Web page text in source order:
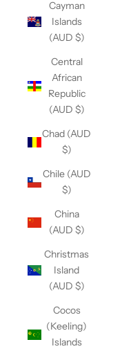
Cayman
Islands
(AUD $)
Central
African
Republic
(AUD $)
Chad (AUD
$)
Chile (AUD
$)
China
(AUD $)
Christmas
Island
(AUD $)
Cocos
(Keeling)
Islands